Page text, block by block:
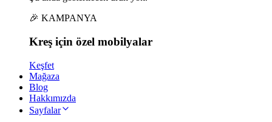
🎉 KAMPANYA
Kreş için özel mobilyalar
Keşfet
Mağaza
Blog
Hakkımızda
Sayfalar